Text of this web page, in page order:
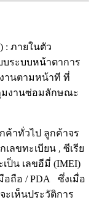
: ภายในตัว
บระบบหน้าตาการ
งานตามหน้าที ที่
มงานซ่อมลักษณะ
ค้าทั่วไป ลูกค้าจร
ลขทะเบียน , ซีเรีย
เป็น เลขอีมี่ (IMEI)
ถือ / PDA ซึ่งเมื่อ
เห็นประวัติการ